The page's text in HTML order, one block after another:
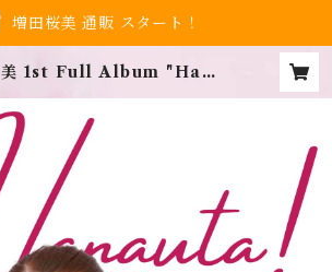
増田桜美 通販 スタート！
美 1st Full Album "Hana